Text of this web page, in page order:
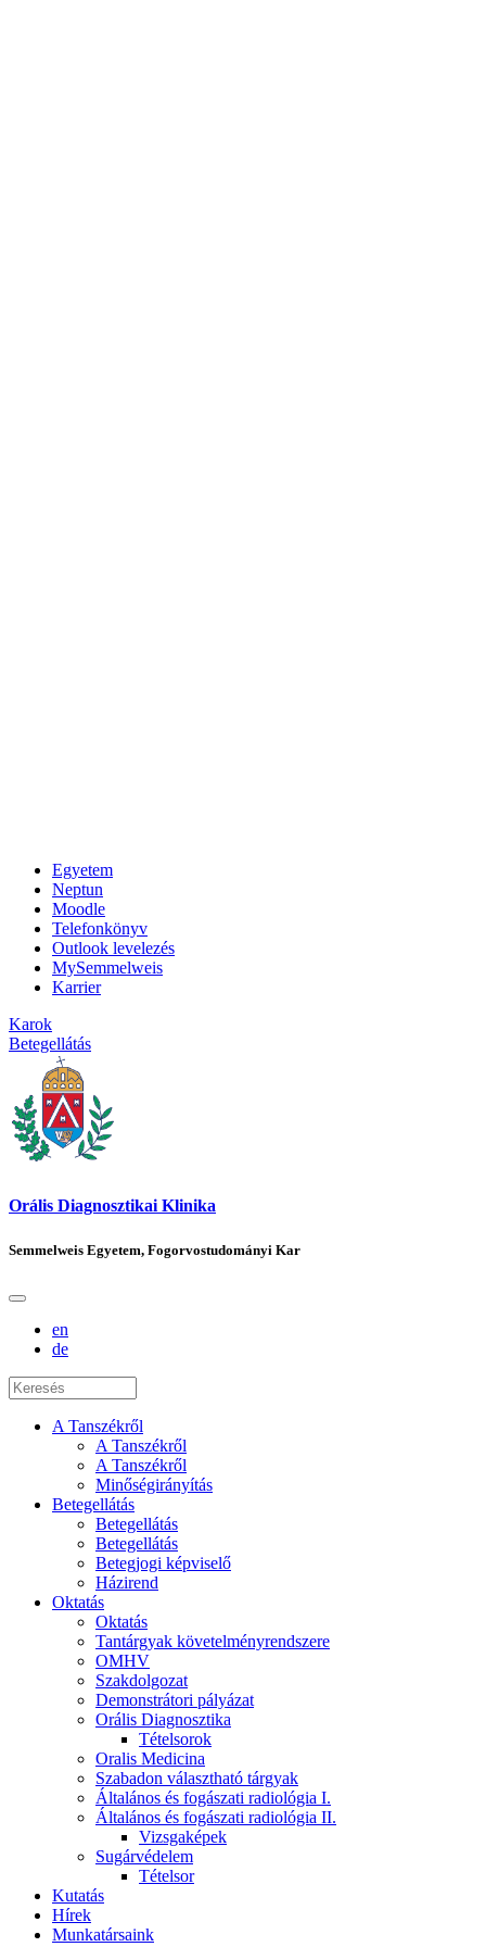
Egyetem
Neptun
Moodle
Telefonkönyv
Outlook levelezés
MySemmelweis
Karrier
Karok
Betegellátás
Orális Diagnosztikai Klinika
Semmelweis Egyetem, Fogorvostudományi Kar
en
de
A Tanszékről
A Tanszékről
A Tanszékről
Minőségirányítás
Betegellátás
Betegellátás
Betegellátás
Betegjogi képviselő
Házirend
Oktatás
Oktatás
Tantárgyak követelményrendszere
OMHV
Szakdolgozat
Demonstrátori pályázat
Orális Diagnosztika
Tételsorok
Oralis Medicina
Szabadon választható tárgyak
Általános és fogászati radiológia I.
Általános és fogászati radiológia II.
Vizsgaképek
Sugárvédelem
Tételsor
Kutatás
Hírek
Munkatársaink